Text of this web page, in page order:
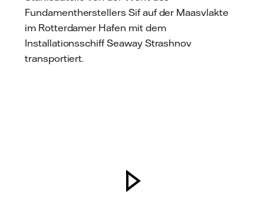
Fundamentherstellers Sif auf der Maasvlakte
im Rotterdamer Hafen mit dem
Installationsschiff Seaway Strashnov
transportiert.